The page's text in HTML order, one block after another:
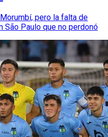
pero la falta de
São Paulo que no perdonó